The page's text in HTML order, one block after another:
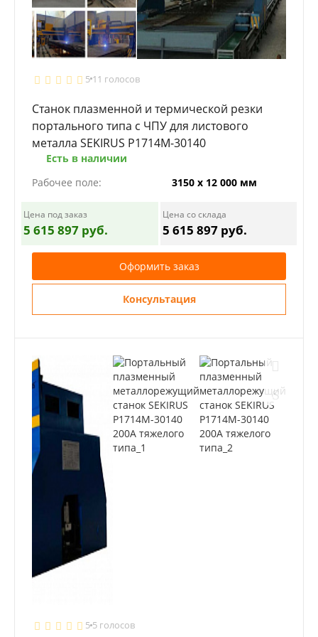
5 11 голосов
Станок плазменной и термической резки
портального типа с ЧПУ для листового
металла SEKIRUS P1714M-30140
Есть в наличии
Рабочее поле:
3150 х 12 000 мм
Цена под заказ
5 615 897 руб.
Цена со склада
5 615 897 руб.
Оформить заказ
Консультация
5 5 голосов